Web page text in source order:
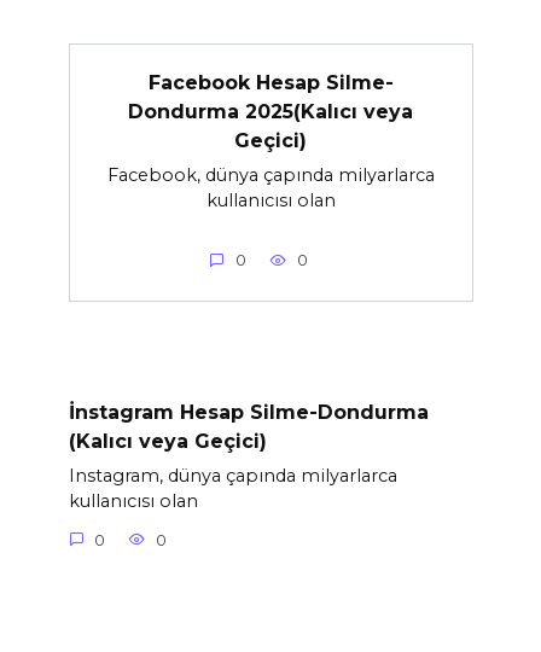
Facebook Hesap Silme-
Dondurma 2025(Kalıcı veya
Geçici)
Facebook, dünya çapında milyarlarca
kullanıcısı olan
0 0
İnstagram Hesap Silme-Dondurma
(Kalıcı veya Geçici)
Instagram, dünya çapında milyarlarca
kullanıcısı olan
0 0